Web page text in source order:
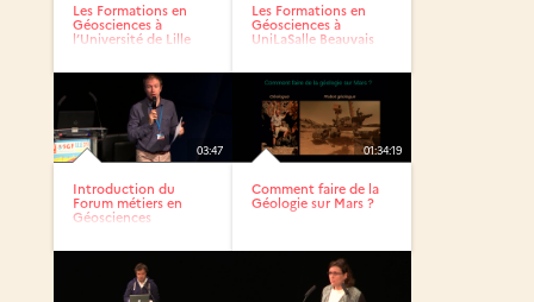
Les Formations en
Géosciences à
l’Université de Lille
Les Formations en
Géosciences à
UniLaSalle Beauvais
03:47
Introduction du
Forum métiers en
Géosciences
01:34:19
Comment faire de la
Géologie sur Mars ?